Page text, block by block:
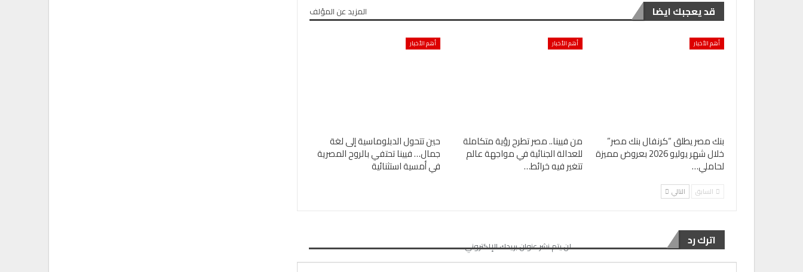
قد يعجبك ايضا المزيد عن المؤلف
أهم الأخبار
بنك مصر يطلق “كرنفال بنك مصر”
خلال شهر يوليو 2026 بعروض مميزة
لحاملي…
أهم الأخبار
من فيينا.. مصر تطرح رؤية متكاملة
للعدالة الجنائية في مواجهة عالم
تتغير فيه خرائط…
أهم الأخبار
حين تتحول الدبلوماسية إلى لغة
جمال… فيينا تحتفي بالروح المصرية
في أمسية استثنائية
السابق التالي
اترك رد لن يتم نشر عنوان بريدك الإلكتروني.